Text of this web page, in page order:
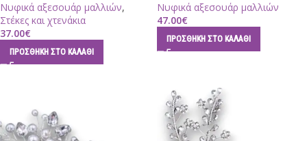
Νυφικά αξεσουάρ μαλλιών,
Στέκες και χτενάκια
37.00€
ΠΡΟΣΘΉΚΗ ΣΤΟ ΚΑΛΆΘΙ
Νυφικά αξεσουάρ μαλλιών
47.00€
ΠΡΟΣΘΉΚΗ ΣΤΟ ΚΑΛΆΘΙ